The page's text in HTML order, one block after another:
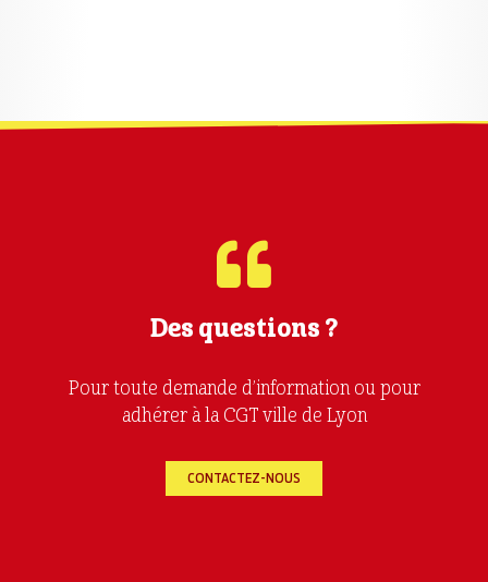
Des questions ?
Pour toute demande d’information ou pour
adhérer à la CGT ville de Lyon
CONTACTEZ-NOUS